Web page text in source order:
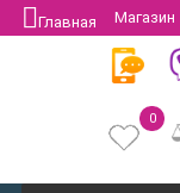
Главная Магазин
Защита
0